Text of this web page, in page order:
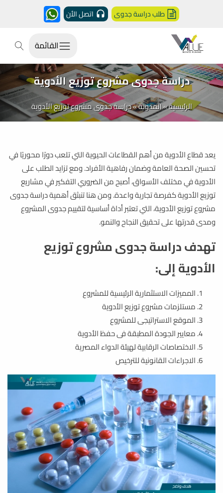
طلب دراسة جدوى اتصل الأن
القائمة
دراسة جدوى مشروع توزيع الأدوية
الرئيسية»المدونة»دراسة جدوى مشروع توزيع الأدوية
يعد قطاع الأدوية من أهم القطاعات الحيوية التي تلعب دورًا محوريًا في
تحسين الصحة العامة وضمان رفاهية الأفراد. ومع تزايد الطلب على
الأدوية في مختلف الأسواق، أصبح من الضروري التفكير في مشاريع
توزيع الأدوية كفرصة تجارية واعدة. ومن هنا تنبثق أهمية دراسة جدوى
مشروع توزيع الأدوية، التي تعتبر أداة أساسية لتقييم جدوى المشروع
ومدى قدرتها على تحقيق النجاح والنمو.
تهدف دراسة جدوى مشروع توزيع
الأدوية إلى:
المميزات الاستثمارية الرئيسية للمشروع
مستلزمات مشروع توزيع الأدوية
الموقع الاستراتيجى للمشروع
معايير الجودة المطبقة فى حفظ الأدوية
الاختصاصات الرقابية لهيئة الدواء المصرية
الاجراءات القانونية للترخيص